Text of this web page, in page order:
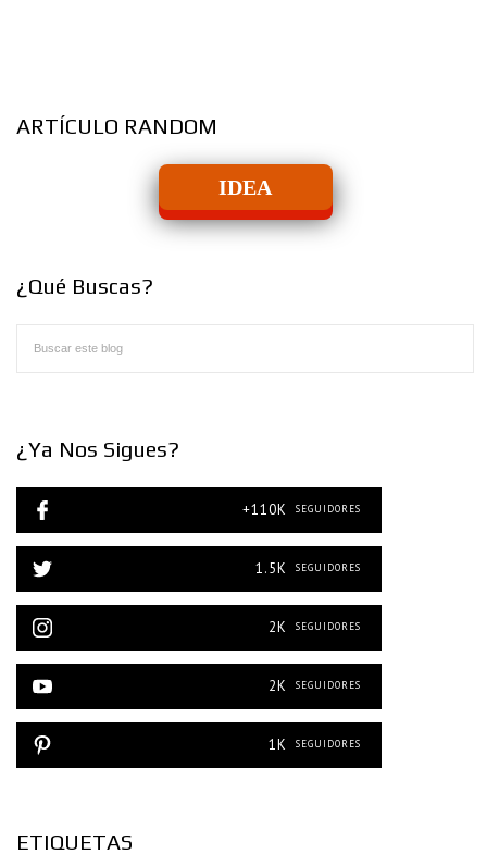
ARTÍCULO RANDOM
IDEA
¿Qué Buscas?
¿Ya Nos Sigues?
+110K SEGUIDORES
1.5K SEGUIDORES
2K SEGUIDORES
2K SEGUIDORES
1K SEGUIDORES
ETIQUETAS